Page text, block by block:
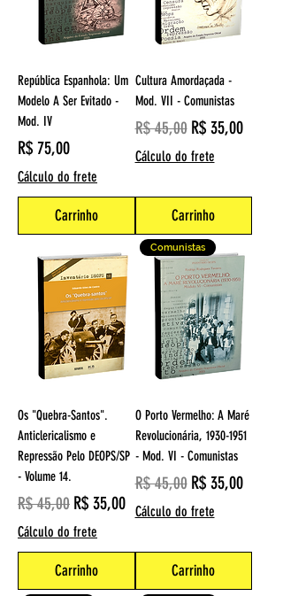
República Espanhola: Um
Modelo A Ser Evitado -
Mod. IV
Preço
R$ 75,00
Cálculo do frete
Carrinho
Cultura Amordaçada -
Mod. VII - Comunistas
Preço normal
R$ 45,00 Preço
R$ 35,00
Cálculo do frete
Carrinho
Os "Quebra-Santos".
Anticlericalismo e
Repressão Pelo DEOPS/SP
- Volume 14.
Preço normal
R$ 45,00 Preço promocional
R$ 35,00
Cálculo do frete
Carrinho
Comunistas
O Porto Vermelho: A Maré
Revolucionária, 1930-1951
- Mod. VI - Comunistas
Preço normal
R$ 45,00 Preço
R$ 35,00
Cálculo do frete
Carrinho